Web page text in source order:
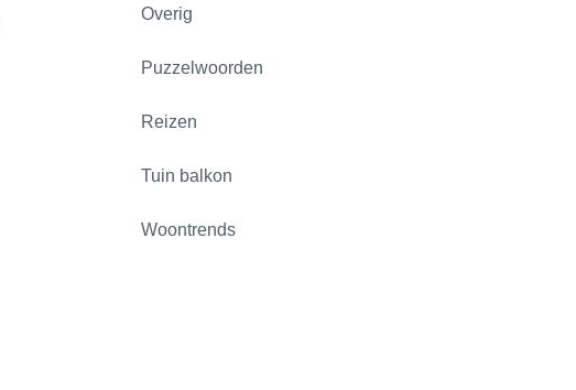
Overig
Puzzelwoorden
Reizen
Tuin balkon
Woontrends